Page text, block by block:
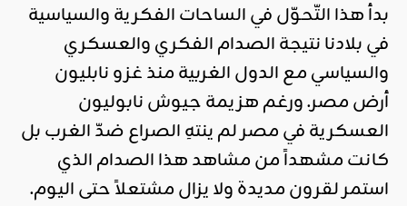
بدأ هذا التّحوّل في الساحات الفكرية والسياسية
في بلادنا نتيجة الصدام الفكري والعسكري
والسياسي مع الدول الغربية منذ غزو نابليون
أرض مصر. ورغم هزيمة جيوش نابوليون
العسكرية في مصر لم ينتهِ الصراع ضدّ الغرب بل
كانت مشهداً من مشاهد هذا الصدام الذي
استمر لقرون مديدة ولا يزال مشتعلاً حتى اليوم.